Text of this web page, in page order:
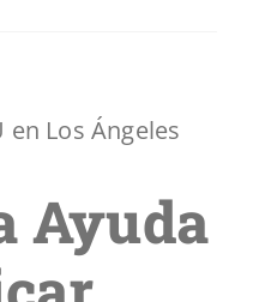
Poder
la
Visa
Ayuda